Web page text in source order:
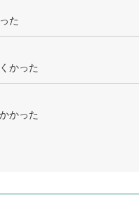
た
かった
かった